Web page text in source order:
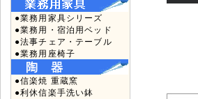
●業務用家具シリーズ
●業務用・宿泊用ベッド
●法事チェア・テーブル
●業務用座椅子
●信楽焼 重蔵窯
●利休信楽手洗い鉢